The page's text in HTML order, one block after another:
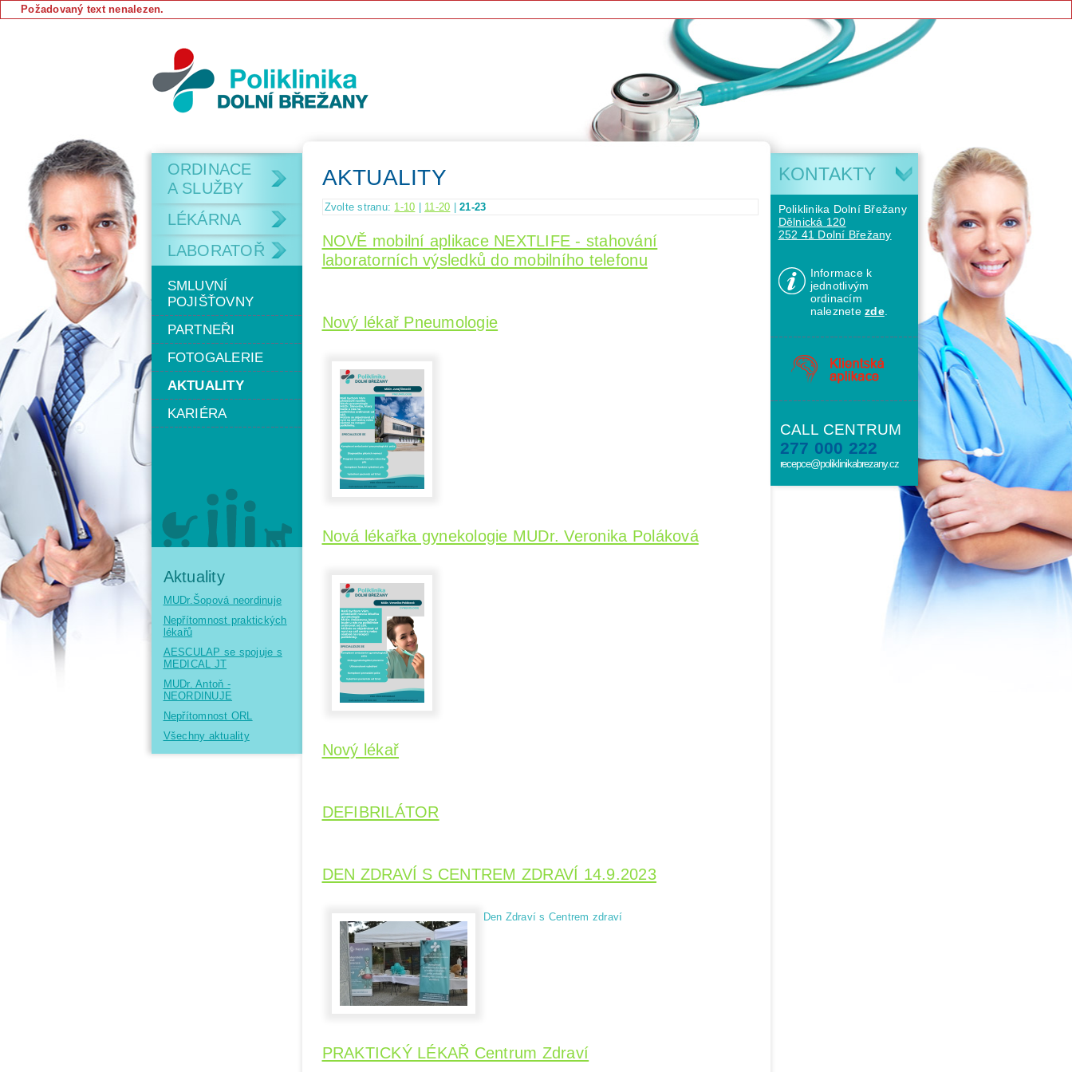
Požadovaný text nenalezen.
ORDINACE
A SLUŽBY
LÉKÁRNA
LABORATOŘ
SMLUVNÍ
POJIŠŤOVNY
PARTNEŘI
FOTOGALERIE
AKTUALITY
KARIÉRA
Aktuality
MUDr.Šopová neordinuje
Nepřítomnost praktických
lékařů
AESCULAP se spojuje s
MEDICAL JT
MUDr. Antoň -
NEORDINUJE
Nepřítomnost ORL
Všechny aktuality
AKTUALITY
Zvolte stranu: 1-10 11-20 |21-23
NOVĚ mobilní aplikace NEXTLIFE - stahování
laboratorních výsledků do mobilního telefonu
Nový lékař Pneumologie
Nová lékařka gynekologie MUDr. Veronika Poláková
Nový lékař
DEFIBRILÁTOR
DEN ZDRAVÍ S CENTREM ZDRAVÍ 14.9.2023
Den Zdraví s Centrem zdraví
PRAKTICKÝ LÉKAŘ Centrum Zdraví
KONTAKTY
Poliklinika Dolní Břežany
Dělnická 120
252 41 Dolní Břežany
Informace k
jednotlivým
ordinacím
naleznetezde.
CALL CENTRUM
277 000 222
recepce@poliklinikabrezany.cz